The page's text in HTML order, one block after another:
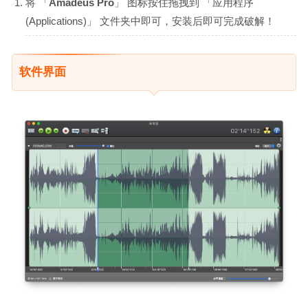
(Applications)」 文件夹中即可，安装后即可完成破解！
软件界面